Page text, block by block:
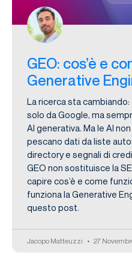
GEO: cos’è e
Generative
La ricerca sta
solo da Google, ma
AI generativa. Ma le AI
pescano dati da liste
directory e segnali di
GEO non sostituisce la
capire cos’è e come
funziona la Generative
questo post.
Jacopo Matteuzzi 27